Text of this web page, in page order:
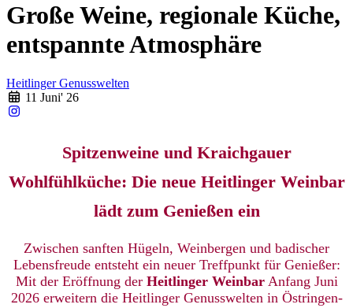
Große Weine, regionale Küche,
entspannte Atmosphäre
Heitlinger Genusswelten
11 Juni' 26
Spitzenweine und Kraichgauer
Wohlfühlküche: Die neue Heitlinger Weinbar
lädt zum Genießen ein
Zwischen sanften Hügeln, Weinbergen und badischer
Lebensfreude entsteht ein neuer Treffpunkt für Genießer:
Mit der Eröffnung der Heitlinger WeinbarAnfang Juni
2026 erweitern die Heitlinger Genusswelten in Östringen-